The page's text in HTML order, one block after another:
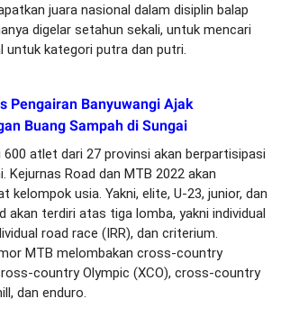
juara nasional dalam disiplin balap
digelar setahun sekali, untuk mencari
untuk kategori putra dan putri.
Pengairan Banyuwangi Ajak
Buang Sampah di Sungai
600 atlet dari 27 provinsi akan berpartisipasi
Kejurnas Road dan MTB 2022 akan
kelompok usia. Yakni, elite, U-23, junior, dan
akan terdiri atas tiga lomba, yakni individual
road race (IRR), dan criterium.
MTB melombakan cross-country
country Olympic (XCO), cross-country
dan enduro.